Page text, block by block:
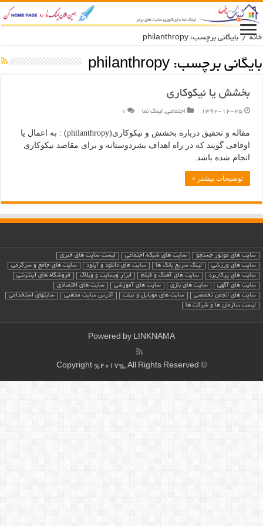
خانه / بایگانی برچسب: philanthropy
بایگانی برچسب:philanthropy
بخشش یا نیکوکاری
1392-12-25 اجتماعی,لینک نما ۰
مقاله و تحقیق درباره بخشش و نیکوکاری(philanthropy) : به اعمال یا
اوقافی گویند که در راه اهداف بشردوستانه و برای مقاصد نیکوکاری
انجام شده باشد.
توضیحات بیشتر »
سایت های موتور جستجو سایت های شبکه اجتماعی
لیست سایت های خبری
سایت های ورزشی
لینک سریع بانک ها سایت های دانلود و آپلود
سایت های جامع و سرگرمی
سایت های پرکاربرد
سایت های آهنگ و فیلم ابزار وبسایت و وبلاگ
فروشگاه های اینترنتی
سایت های آگهی
سایت های بازی سایت های آموزشی
سایت های اقتصادی
سایت های انجمن تخصصی
سایت های موبایل و تبلت آدرس سایت مذهبی
سایتهای استخدامی
لیست سازمان ها و شرکت ها
Powered by LINKNAMA
© Copyright %2017%, All Rights Reserved